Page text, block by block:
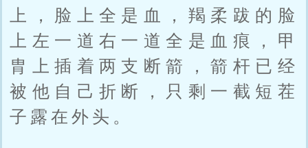
上，脸上全是血，羯柔跋的脸
上左一道右一道全是血痕，甲
胄上插着两支断箭，箭杆已经
被他自己折断，只剩一截短茬
子露在外头。